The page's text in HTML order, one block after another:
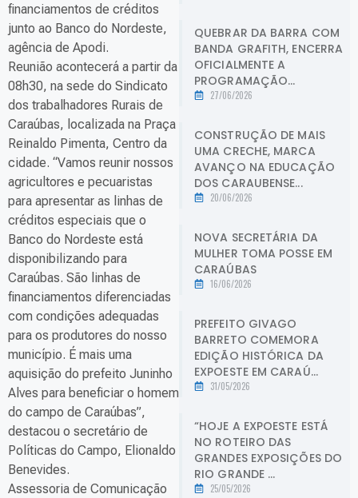
financiamentos de créditos
junto ao Banco do Nordeste,
agência de Apodi.
Reunião acontecerá a partir da
08h30, na sede do Sindicato
dos trabalhadores Rurais de
Caraúbas, localizada na Praça
Reinaldo Pimenta, Centro da
cidade. “Vamos reunir nossos
agricultores e pecuaristas
para apresentar as linhas de
créditos especiais que o
Banco do Nordeste está
disponibilizando para
Caraúbas. São linhas de
financiamentos diferenciadas
com condições adequadas
para os produtores do nosso
município. É mais uma
aquisição do prefeito Juninho
Alves para beneficiar o homem
do campo de Caraúbas”,
destacou o secretário de
Políticas do Campo, Elionaldo
Benevides.
Assessoria de Comunicação
QUEBRAR DA BARRA COM
BANDA GRAFITH, ENCERRA
OFICIALMENTE A
PROGRAMAÇÃO...
27/06/2026
CONSTRUÇÃO DE MAIS
UMA CRECHE, MARCA
AVANÇO NA EDUCAÇÃO
DOS CARAUBENSE...
20/06/2026
NOVA SECRETÁRIA DA
MULHER TOMA POSSE EM
CARAÚBAS
16/06/2026
PREFEITO GIVAGO
BARRETO COMEMORA
EDIÇÃO HISTÓRICA DA
EXPOESTE EM CARAÚ...
31/05/2026
“HOJE A EXPOESTE ESTÁ
NO ROTEIRO DAS
GRANDES EXPOSIÇÕES DO
RIO GRANDE ...
25/05/2026